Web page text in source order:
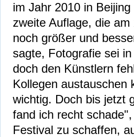
im Jahr 2010 in
zweite Auflage, die
noch größer und
sagte, Fotografie sei
doch den Künstlern
Kollegen austauschen
wichtig. Doch bis jetzt
fand ich recht
Festival zu schaffen,